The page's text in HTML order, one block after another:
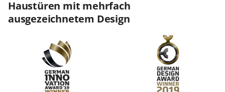
Haustüren mit mehrfach
ausgezeichnetem Design